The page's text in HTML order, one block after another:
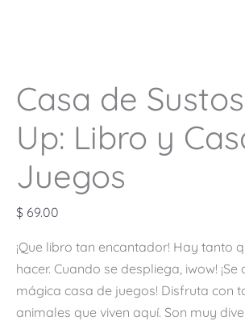
Casa de
Up: Libro y
Juegos
$ 69.00
¡Que libro tan encantador! Hay tanto
hacer. Cuando se despliega, iwow!
mágica casa de juegos! Disfruta con
animales que viven aquí. Son muy